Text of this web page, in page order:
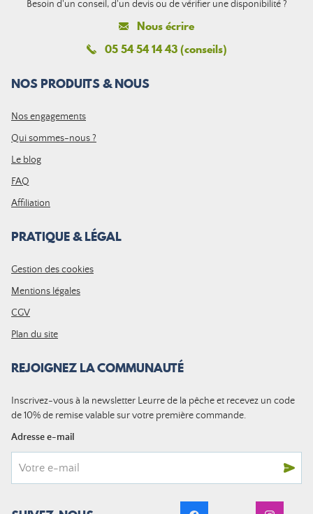
Besoin d'un conseil, d'un devis ou de vérifier une disponibilité ?
Nous écrire
05 54 54 14 43 (conseils)
NOS PRODUITS & NOUS
Nos engagements
Qui sommes-nous ?
Le blog
FAQ
Affiliation
PRATIQUE & LÉGAL
Gestion des cookies
Mentions légales
CGV
Plan du site
REJOIGNEZ LA COMMUNAUTÉ
Inscrivez-vous à la newsletter Leurre de la pêche et recevez un code
de 10% de remise valable sur votre première commande.
Adresse e-mail